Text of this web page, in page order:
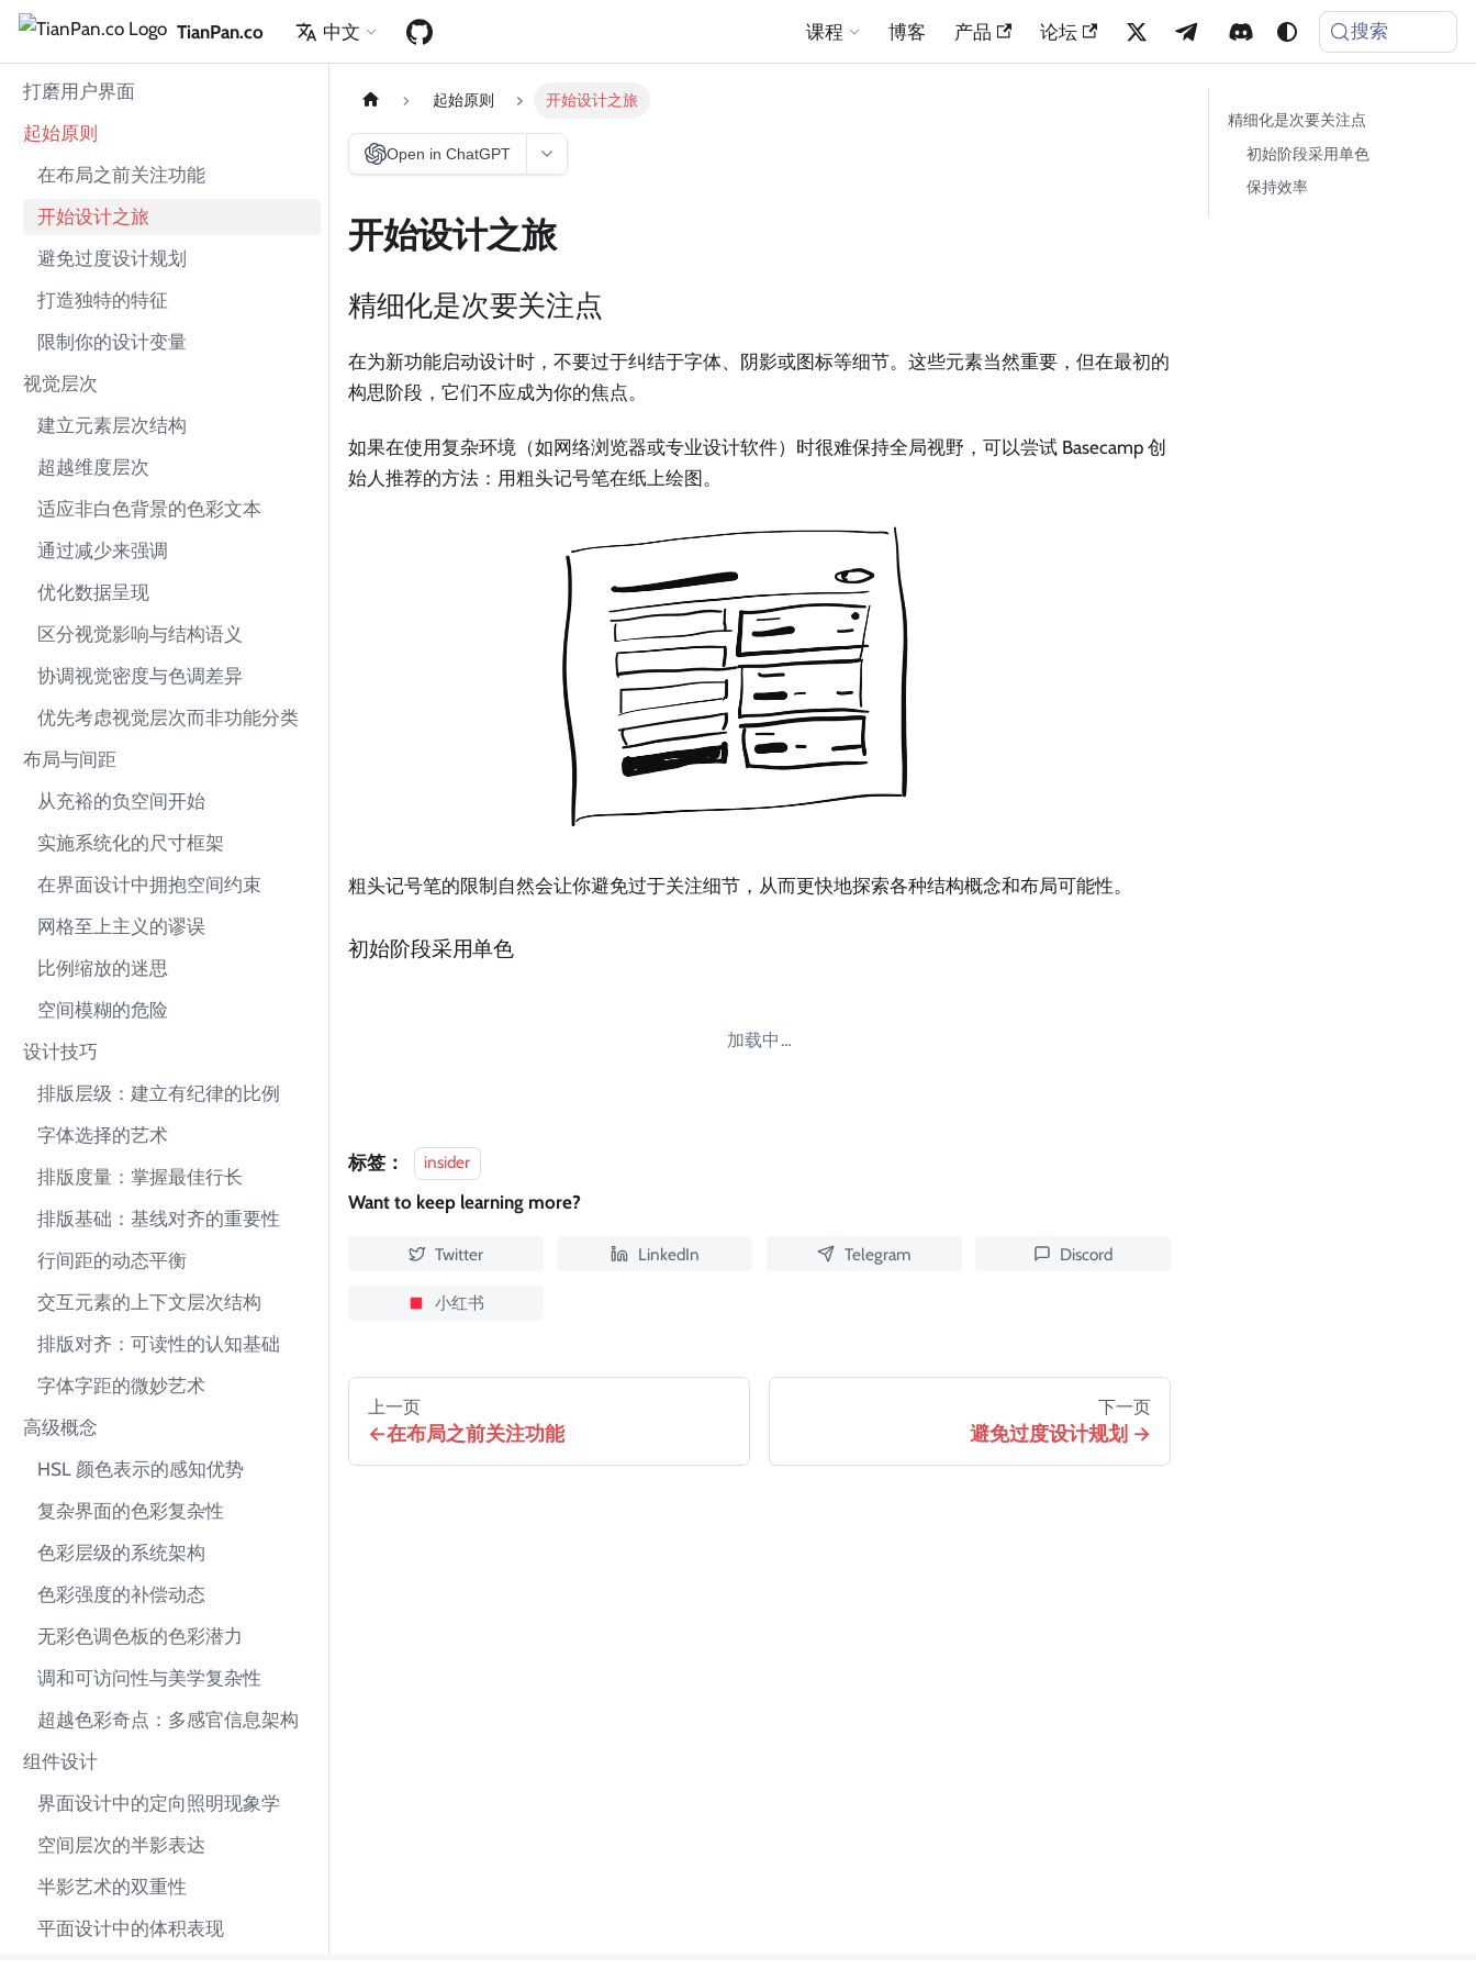
TianPan.co 中文 课程 博客 产品 论坛 搜索
打磨用户界面
起始原则
在布局之前关注功能
开始设计之旅
避免过度设计规划
打造独特的特征
限制你的设计变量
视觉层次
建立元素层次结构
超越维度层次
适应非白色背景的色彩文本
通过减少来强调
优化数据呈现
区分视觉影响与结构语义
协调视觉密度与色调差异
优先考虑视觉层次而非功能分类
布局与间距
从充裕的负空间开始
实施系统化的尺寸框架
在界面设计中拥抱空间约束
网格至上主义的谬误
比例缩放的迷思
空间模糊的危险
设计技巧
排版层级：建立有纪律的比例
字体选择的艺术
排版度量：掌握最佳行长
排版基础：基线对齐的重要性
行间距的动态平衡
交互元素的上下文层次结构
排版对齐：可读性的认知基础
字体字距的微妙艺术
高级概念
HSL 颜色表示的感知优势
复杂界面的色彩复杂性
色彩层级的系统架构
色彩强度的补偿动态
无彩色调色板的色彩潜力
调和可访问性与美学复杂性
超越色彩奇点：多感官信息架构
组件设计
界面设计中的定向照明现象学
空间层次的半影表达
半影艺术的双重性
平面设计中的体积表现
起始原则 开始设计之旅
Open in ChatGPT
开始设计之旅
精细化是次要关注点
在为新功能启动设计时，不要过于纠结于字体、阴影或图标等细节。这些元素当然重要，但在最初的
构思阶段，它们不应成为你的焦点。
如果在使用复杂环境（如网络浏览器或专业设计软件）时很难保持全局视野，可以尝试 Basecamp 创
始人推荐的方法：用粗头记号笔在纸上绘图。
粗头记号笔的限制自然会让你避免过于关注细节，从而更快地探索各种结构概念和布局可能性。
初始阶段采用单色
加载中…
标签： insider
Want to keep learning more?
Twitter LinkedIn Telegram Discord
小红书
上一页
在布局之前关注功能
下一页
避免过度设计规划
精细化是次要关注点
初始阶段采用单色
保持效率